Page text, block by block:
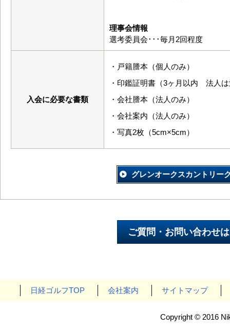
理事会情報
選考委員会･･･毎月2回程度
入会に必要な書類
・戸籍謄本（個人のみ）
・印鑑証明書（3ヶ月以内 法人
・会社謄本（法人のみ）
・会社案内（法人のみ）
・写真2枚（5cm×5cm）
グレンオークスカントリー
日経ゴルフTOP 会社案内 サイトマップ
Copyright © 2016